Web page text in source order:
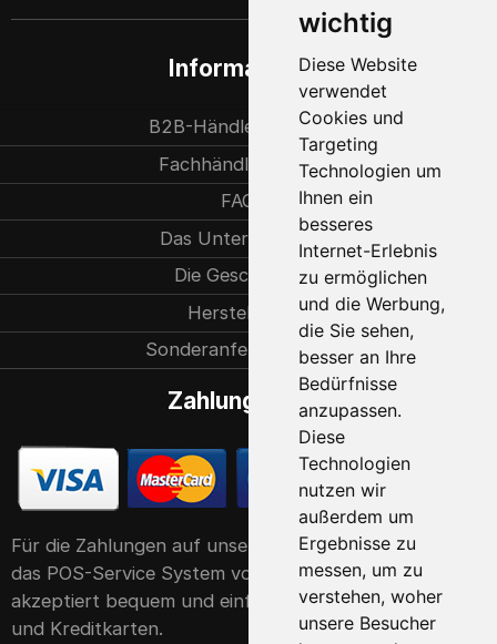
wichtig
Diese Website
verwendet
Cookies und
Targeting
Technologien um
Ihnen ein
besseres
Internet-Erlebnis
zu ermöglichen
und die Werbung,
die Sie sehen,
besser an Ihre
Bedürfnisse
anzupassen.
Diese
Technologien
nutzen wir
außerdem um
Ergebnisse zu
messen, um zu
verstehen, woher
unsere Besucher
Informationen
B2B-Händlerpartner
Fachhändlersuche
FAQ
Das Unternehmen
Die Geschichte
Herstellung
Sonderanfertigungen
Zahlungsarten
Für die Zahlungen auf unserer Website verwenden wir
das POS-Service System von der Raiffeisen Bank. Er
akzeptiert bequem und einfach alle gängigen Debit-
und Kreditkarten.